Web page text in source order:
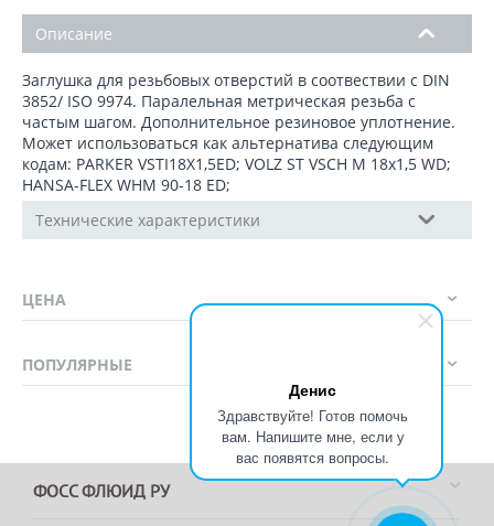
Денис
Здравствуйте! Готов помочь
вам. Напишите мне, если у
вас появятся вопросы.
Описание
Заглушка для резьбовых отверстий в соотвествии с DIN
3852/ ISO 9974. Паралельная метрическая резьба с
частым шагом. Дополнительное резиновое уплотнение.
Может использоваться как альтернатива следующим
кодам: PARKER VSTI18X1,5ED; VOLZ ST VSCH M 18x1,5 WD;
HANSA-FLEX WHM 90-18 ED;
Технические характеристики
ЦЕНА
ПОПУЛЯРНЫЕ
ФОСС ФЛЮИД РУ